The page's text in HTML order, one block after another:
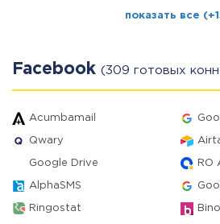
показать все
Facebook (309 готовых
Acumbamail
Qwary
Google Drive RO
AlphaSMS
Ringostat